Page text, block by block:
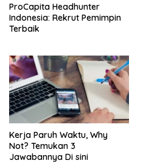
ProCapita Headhunter
Indonesia: Rekrut Pemimpin
Terbaik
Kerja Paruh Waktu, Why
Not? Temukan 3
Jawabannya Di sini